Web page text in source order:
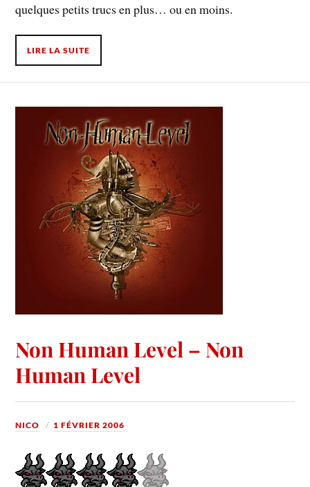
quelques petits trucs en plus… ou en moins.
LIRE LA SUITE
Non Human Level – Non
Human Level
NICO 1 FÉVRIER 2006